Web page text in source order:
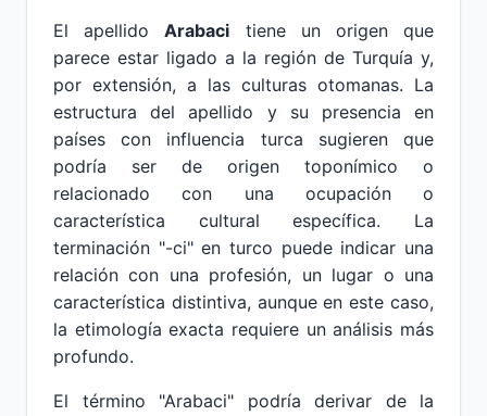
El apellidoArabaci tiene un origen que
parece estar ligado a la región de Turquía y,
por extensión, a las culturas otomanas. La
estructura del apellido y su presencia en
países con influencia turca sugieren que
podría ser de origen toponímico o
relacionado con una ocupación o
característica cultural específica. La
terminación "-ci" en turco puede indicar una
relación con una profesión, un lugar o una
característica distintiva, aunque en este caso,
la etimología exacta requiere un análisis más
profundo.
El término "Arabaci" podría derivar de la